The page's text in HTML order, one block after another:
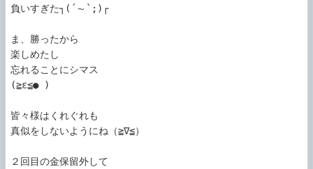
負いすぎた┐(´～`;)┌
ま、勝ったから
楽しめたし
忘れることにシマス
(≧ε≦● )
皆々様はくれぐれも
真似をしないようにね（≧∇≦）
２回目の金保留外して